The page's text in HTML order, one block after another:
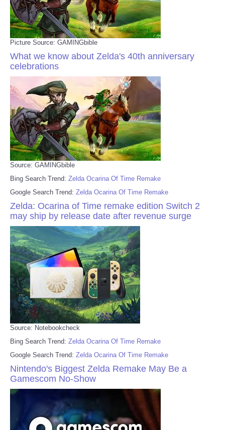
Picture Source: GAMINGbible
What we know about Zelda's 40th anniversary
celebrations
Source: GAMINGbible
Bing Search Trend: Zelda Ocarina Of Time Remake
Google Search Trend: Zelda Ocarina Of Time Remake
Zelda: Ocarina of Time remake edition Switch 2
may ship by release date after revenue surge
Source: Notebookcheck
Bing Search Trend: Zelda Ocarina Of Time Remake
Google Search Trend: Zelda Ocarina Of Time Remake
Nintendo's Biggest Zelda Remake May Be a
Gamescom No-Show